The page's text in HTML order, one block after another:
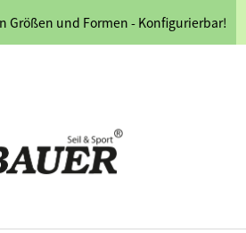
Größen und Formen - Konfigurierbar!